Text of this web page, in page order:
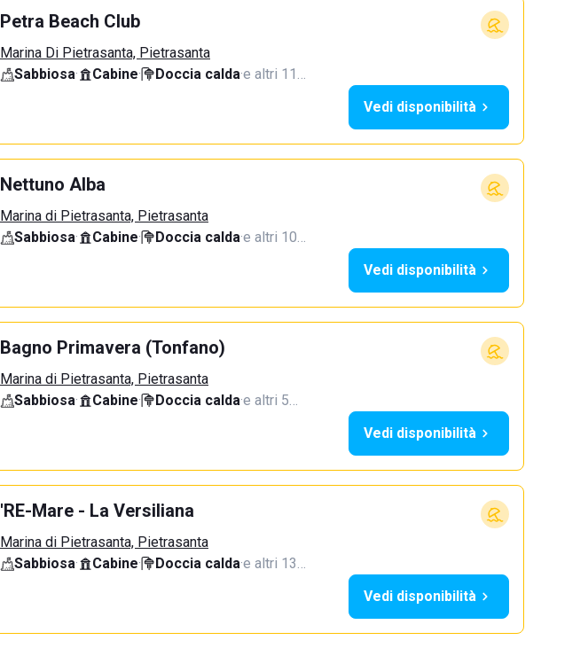
Petra Beach Club
Marina Di Pietrasanta, Pietrasanta
Sabbiosa· Cabine· Doccia calda·e altri 11…
Vedi disponibilità
Nettuno Alba
Marina di Pietrasanta, Pietrasanta
Sabbiosa· Cabine· Doccia calda·e altri 10…
Vedi disponibilità
Bagno Primavera (Tonfano)
Marina di Pietrasanta, Pietrasanta
Sabbiosa· Cabine· Doccia calda·e altri 5…
Vedi disponibilità
'RE-Mare - La Versiliana
Marina di Pietrasanta, Pietrasanta
Sabbiosa· Cabine· Doccia calda·e altri 13…
Vedi disponibilità